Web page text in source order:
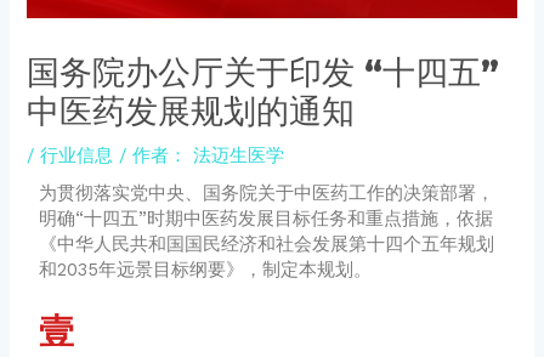
国务院办公厅关于印发 “十四五”
中医药发展规划的通知
/行业信息 / 作者：
法迈生医学
为贯彻落实党中央、国务院关于中医药工作的决策部署，
明确“十四五”时期中医药发展目标任务和重点措施，依据
《中华人民共和国国民经济和社会发展第十四个五年规划
和2035年远景目标纲要》，制定本规划。
壹